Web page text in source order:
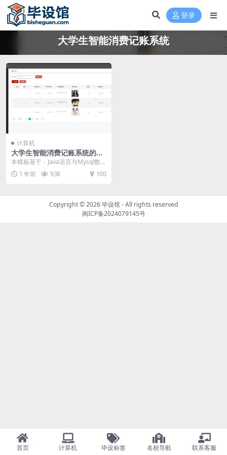
登录
大学生智能消费记账系统
计算机
大学生智能消费记账系统的设
计与实现毕设模板 毕业设计模
板及毕业论文
本模板基于：Java语言与Mysql数据
库开发 系统实现 管理员功能模块的
实现 ...
1 年前 938 100
Copyright © 2026毕设馆- All rights reserved
闽ICP备2024079145号
首页 计算机 毕设标签 名校导航 联系客服